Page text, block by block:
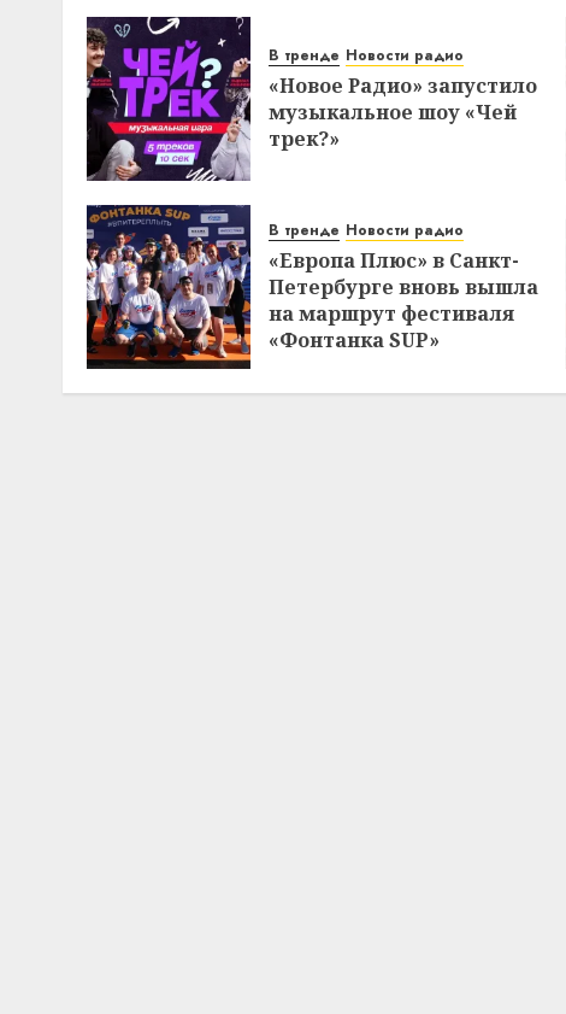
В тренде Новости радио
«Новое Радио» запустило
музыкальное шоу «Чей
трек?»
В тренде Новости радио
«Европа Плюс» в Санкт-
Петербурге вновь вышла
на маршрут фестиваля
«Фонтанка SUP»